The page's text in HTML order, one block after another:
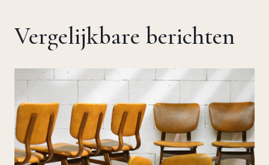
Vergelijkbare berichten